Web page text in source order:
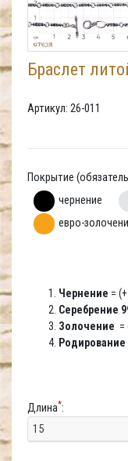
Браслет
Артикул: 26-011
Покрытие
чернение
евро-
Чернение =
Серебрение
Золочение =
Родирование
Длина*:
15